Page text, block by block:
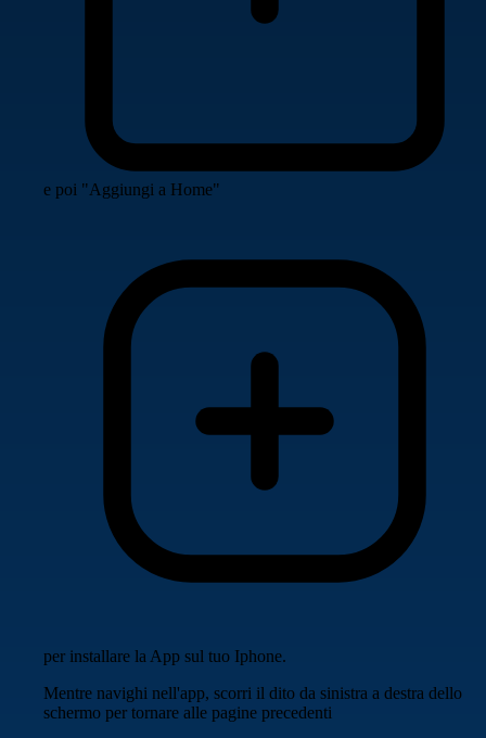
e poi "Aggiungi a Home"
per installare la App sul tuo Iphone.
Mentre navighi nell'app, scorri il dito da sinistra a destra dello
schermo per tornare alle pagine precedenti